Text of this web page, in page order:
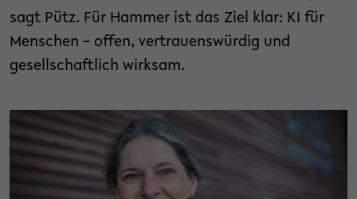
sagt Pütz. Für Hammer ist das Ziel klar: KI für
Menschen – offen, vertrauenswürdig und
gesellschaftlich wirksam.